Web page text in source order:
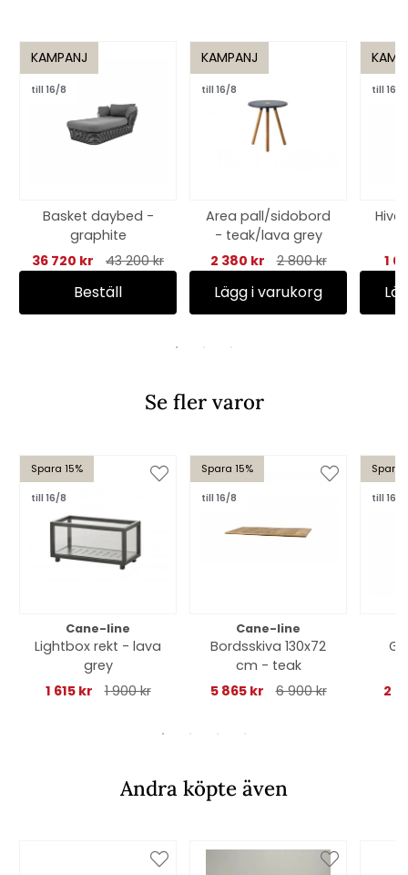
KAMPANJ
till 16/8
Basket daybed -
graphite
36 720 kr
43 200 kr
Beställ
KAMPANJ
till 16/8
Area pall/sidobord
- teak/lava grey
2 380 kr
2 800 kr
Lägg i varukorg
till 16/8
Hive
1
Se fler varor
Spara 15%
till 16/8
Cane-line
Lightbox rekt - lava
grey
1 615 kr
1 900 kr
Spara 15%
till 16/8
Cane-line
Bordsskiva 130x72
cm - teak
5 865 kr
6 900 kr
Spara
till 16/8
2
Andra köpte även